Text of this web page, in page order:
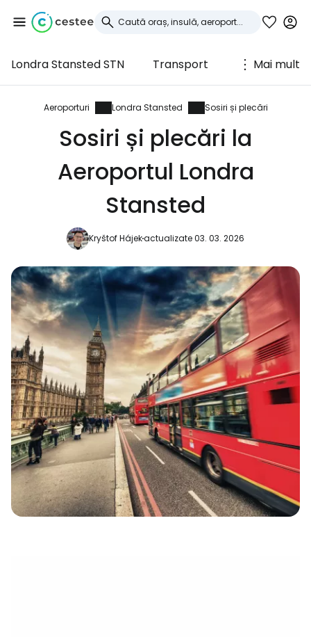
Londra Stansted STN Transport Mai mult
Aeroporturi Londra Stansted Sosiri și plecări
Sosiri și plecări la
Aeroportul Londra
Stansted
Kryštof Hájekactualizate 03. 03. 2026
Conectați-vă la
Cestee
... comunitatea mondială a călătorilor
Continuați cu Google
Continuați cu Facebook
Continuați cu e-mailul